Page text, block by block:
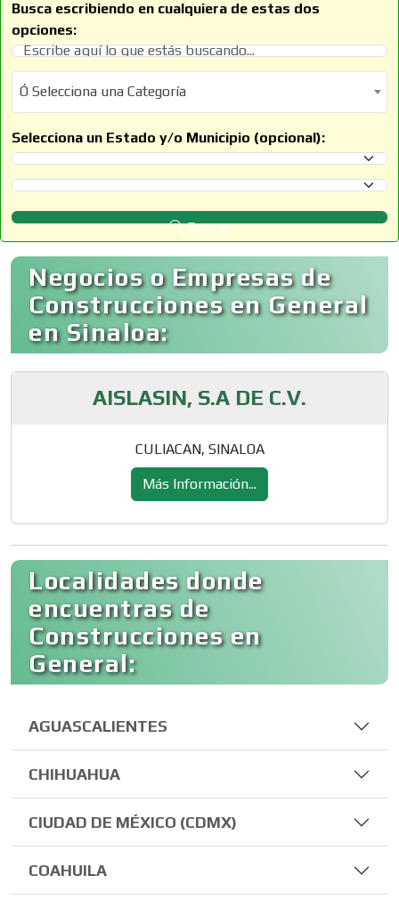
Busca escribiendo en cualquiera de estas dos
opciones:
Ó Selecciona una Categoría
Ó Selecciona una Categoría
Selecciona un Estado y/o Municipio (opcional):
Selecciona un Estado
Selecciona un Municipio
Buscar
Negocios o Empresas de
Construcciones en General
en Sinaloa:
AISLASIN, S.A DE C.V.
CULIACAN, SINALOA
Más Información...
Localidades donde
encuentras de
Construcciones en
General:
AGUASCALIENTES
CHIHUAHUA
CIUDAD DE MÉXICO (CDMX)
COAHUILA